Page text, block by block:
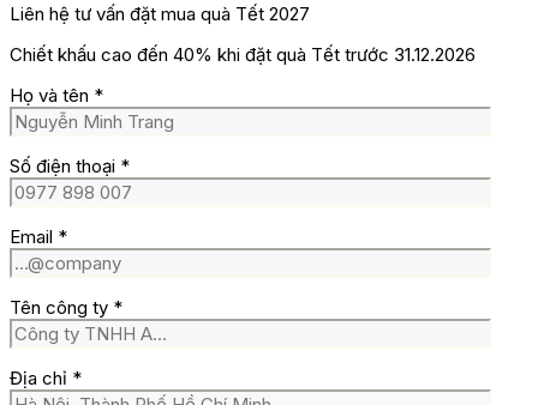
Liên hệ tư vấn đặt mua quà Tết 2027
Chiết khấu cao đến 40% khi đặt quà Tết trước 31.12.2026
Họ và tên *
Số điện thoại *
Email *
Tên công ty *
Địa chỉ *